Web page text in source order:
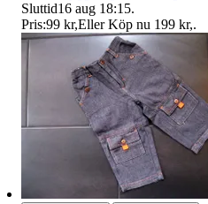
Sluttid16 aug 18:15.
Pris:99 kr,Eller Köp nu 199 kr,.